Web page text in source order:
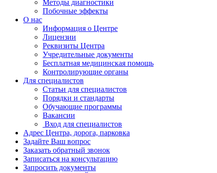
Методы диагностики
Побочные эффекты
О нас
Информация о Центре
Лицензии
Реквизиты Центра
Учредительные документы
Бесплатная медицинская помощь
Контролирующие органы
Для специалистов
Статьи для специалистов
Порядки и стандарты
Обучающие программы
Вакансии
Вход для специалистов
Адрес Центра, дорога, парковка
Задайте Ваш вопрос
Заказать обратный звонок
Записаться на консультацию
Запросить документы